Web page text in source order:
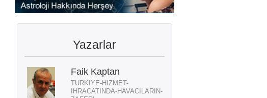
Yazarlar
Faik Kaptan
TURKIYE-HIZMET-
IHRACATINDA-HAVACILARIN-